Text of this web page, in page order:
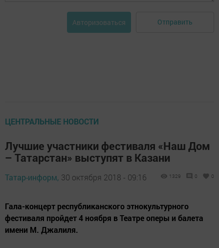
Авторизоваться Отправить
ЦЕНТРАЛЬНЫЕ НОВОСТИ
Лучшие участники фестиваля «Наш Дом
– Татарстан» выступят в Казани
Татар-информ, 30 октября 2018 - 09:16 1329 0 0
Гала-концерт республиканского этнокультурного
фестиваля пройдет 4 ноября в Театре оперы и балета
имени М. Джалиля.